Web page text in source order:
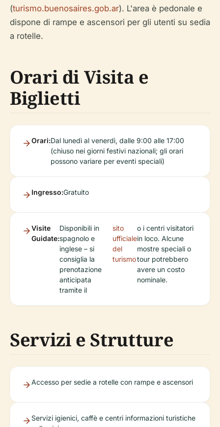
(turismo.buenosaires.gob.ar). L'area è pedonale e
dispone di rampe e ascensori per gli utenti su sedia
a rotelle.
Orari di Visita e
Biglietti
Orari:Dal lunedì al venerdì, dalle 9:00 alle 17:00
(chiuso nei giorni festivi nazionali; gli orari
possono variare per eventi speciali)
Ingresso:Gratuito
Visite
Guidate:
Disponibili in
spagnolo e
inglese – si
consiglia la
prenotazione
anticipata
tramite il
sito
ufficiale
del
turismo
o i centri visitatori
in loco. Alcune
mostre speciali o
tour potrebbero
avere un costo
nominale.
Servizi e Strutture
Accesso per sedie a rotelle con rampe e ascensori
Servizi igienici, caffè e centri informazioni turistiche